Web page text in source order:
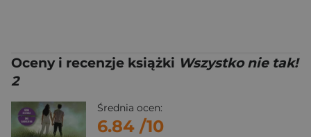
Oceny i recenzje książki Wszystko nie tak!
2
Średnia ocen:
6.84 /10